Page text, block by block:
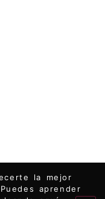
la mejor
aprender